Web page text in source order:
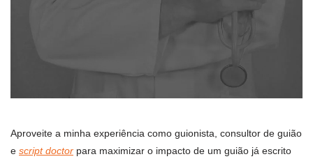
Aproveite a minha experiência como guionista, consultor de guião
e script doctor para maximizar o impacto de um guião já escrito